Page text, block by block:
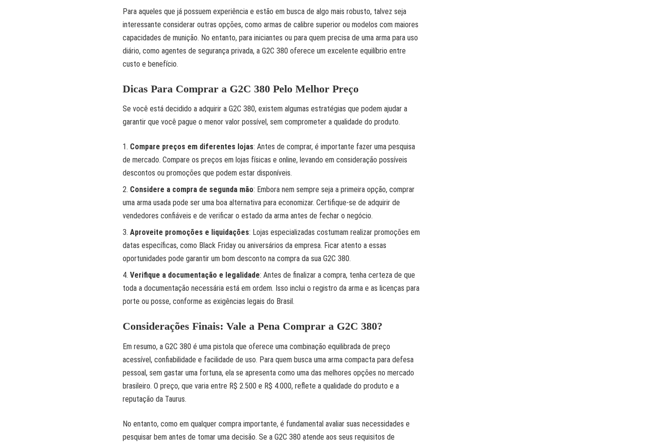
Para aqueles que já possuem experiência e estão em busca de algo mais robusto, talvez seja
interessante considerar outras opções, como armas de calibre superior ou modelos com maiores
capacidades de munição. No entanto, para iniciantes ou para quem precisa de uma arma para uso
diário, como agentes de segurança privada, a G2C 380 oferece um excelente equilíbrio entre
custo e benefício.
Dicas Para Comprar a G2C 380 Pelo Melhor Preço
Se você está decidido a adquirir a G2C 380, existem algumas estratégias que podem ajudar a
garantir que você pague o menor valor possível, sem comprometer a qualidade do produto.
Compare preços em diferentes lojas: Antes de comprar, é importante fazer uma pesquisa
de mercado. Compare os preços em lojas físicas e online, levando em consideração possíveis
descontos ou promoções que podem estar disponíveis.
Considere a compra de segunda mão: Embora nem sempre seja a primeira opção, comprar
uma arma usada pode ser uma boa alternativa para economizar. Certifique-se de adquirir de
vendedores confiáveis e de verificar o estado da arma antes de fechar o negócio.
Aproveite promoções e liquidações: Lojas especializadas costumam realizar promoções em
datas específicas, como Black Friday ou aniversários da empresa. Ficar atento a essas
oportunidades pode garantir um bom desconto na compra da sua G2C 380.
Verifique a documentação e legalidade: Antes de finalizar a compra, tenha certeza de que
toda a documentação necessária está em ordem. Isso inclui o registro da arma e as licenças para
porte ou posse, conforme as exigências legais do Brasil.
Considerações Finais: Vale a Pena Comprar a G2C 380?
Em resumo, a G2C 380 é uma pistola que oferece uma combinação equilibrada de preço
acessível, confiabilidade e facilidade de uso. Para quem busca uma arma compacta para defesa
pessoal, sem gastar uma fortuna, ela se apresenta como uma das melhores opções no mercado
brasileiro. O preço, que varia entre R$ 2.500 e R$ 4.000, reflete a qualidade do produto e a
reputação da Taurus.
No entanto, como em qualquer compra importante, é fundamental avaliar suas necessidades e
pesquisar bem antes de tomar uma decisão. Se a G2C 380 atende aos seus requisitos de